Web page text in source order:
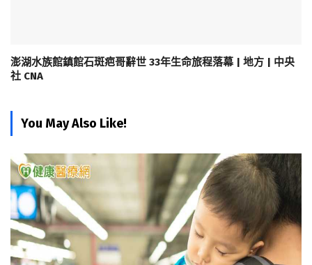
澎湖水族館鎮館石斑疤哥辭世 33年生命旅程落幕 | 地方 | 中央
社 CNA
You May Also Like!